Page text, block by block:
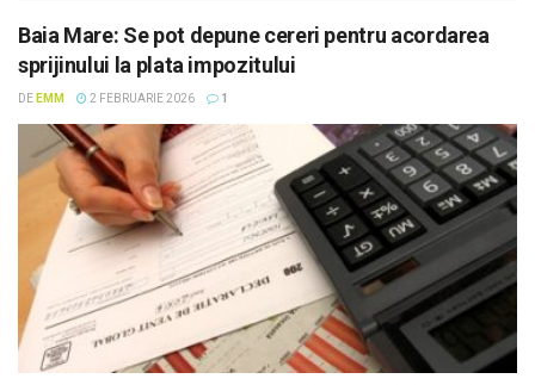
Baia Mare: Se pot depune cereri pentru acordarea
sprijinului la plata impozitului
DE EMM 2 FEBRUARIE 2026 1